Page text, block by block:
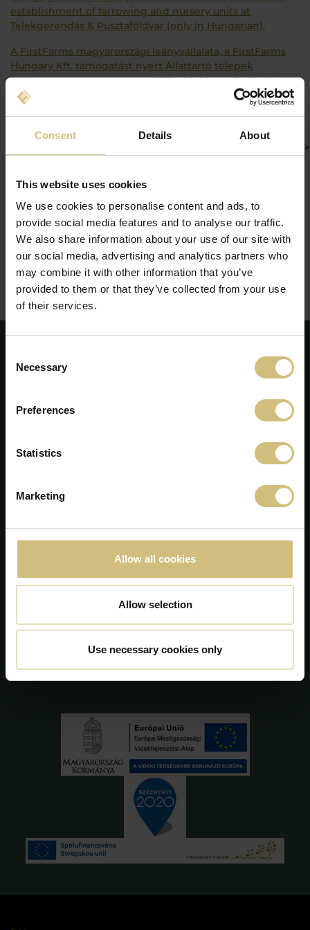
Consent Details About
This website uses cookies
We use cookies to personalise content and ads, to
provide social media features and to analyse our traffic.
We also share information about your use of our site with
our social media, advertising and analytics partners who
may combine it with other information that you’ve
provided to them or that they’ve collected from your use
of their services.
Selection
Necessary
Preferences
Statistics
Marketing
Allow all cookies
Allow selection
Use necessary cookies only
establishment of farrowing and nursery units at
Telekgerendás & Pusztaföldvár (only in Hungarian).
A FirstFarms magyarországi leányvállalata, a FirstFarms
Hungary Kft. támogatást nyert Állattartó telepek
fejlesztésének támogatása - VP2-4.1.1.-20 című pályázaton,
sertésfiaztató és- utónevelő létesítése céljából
Telekgerendáson és Pusztaföldváron, amelyről részletes
Hungary Kft. in Hungary has won a tender (subsidy) for
establishment of quarantine buildings in Pusztaföldvár
(only in Hungarian).
A FirstFarms magyarországi leányvállalata, a FirstFarms
Hungary Kft. támogatást nyert Állattartó telepek
fejlesztésének támogatása - VP2-4.1.1.-20 című pályázaton,
Sertés karantén telep létesítése céljából Pusztaföldváron,
amelyről részletes információ ezen a linken olvasható.
FirstFarms A/S
Majsmarken 1
7190 Billund
info@firstfarms.com
CVR-nr. 28 31 25 04
Cookie deklaration